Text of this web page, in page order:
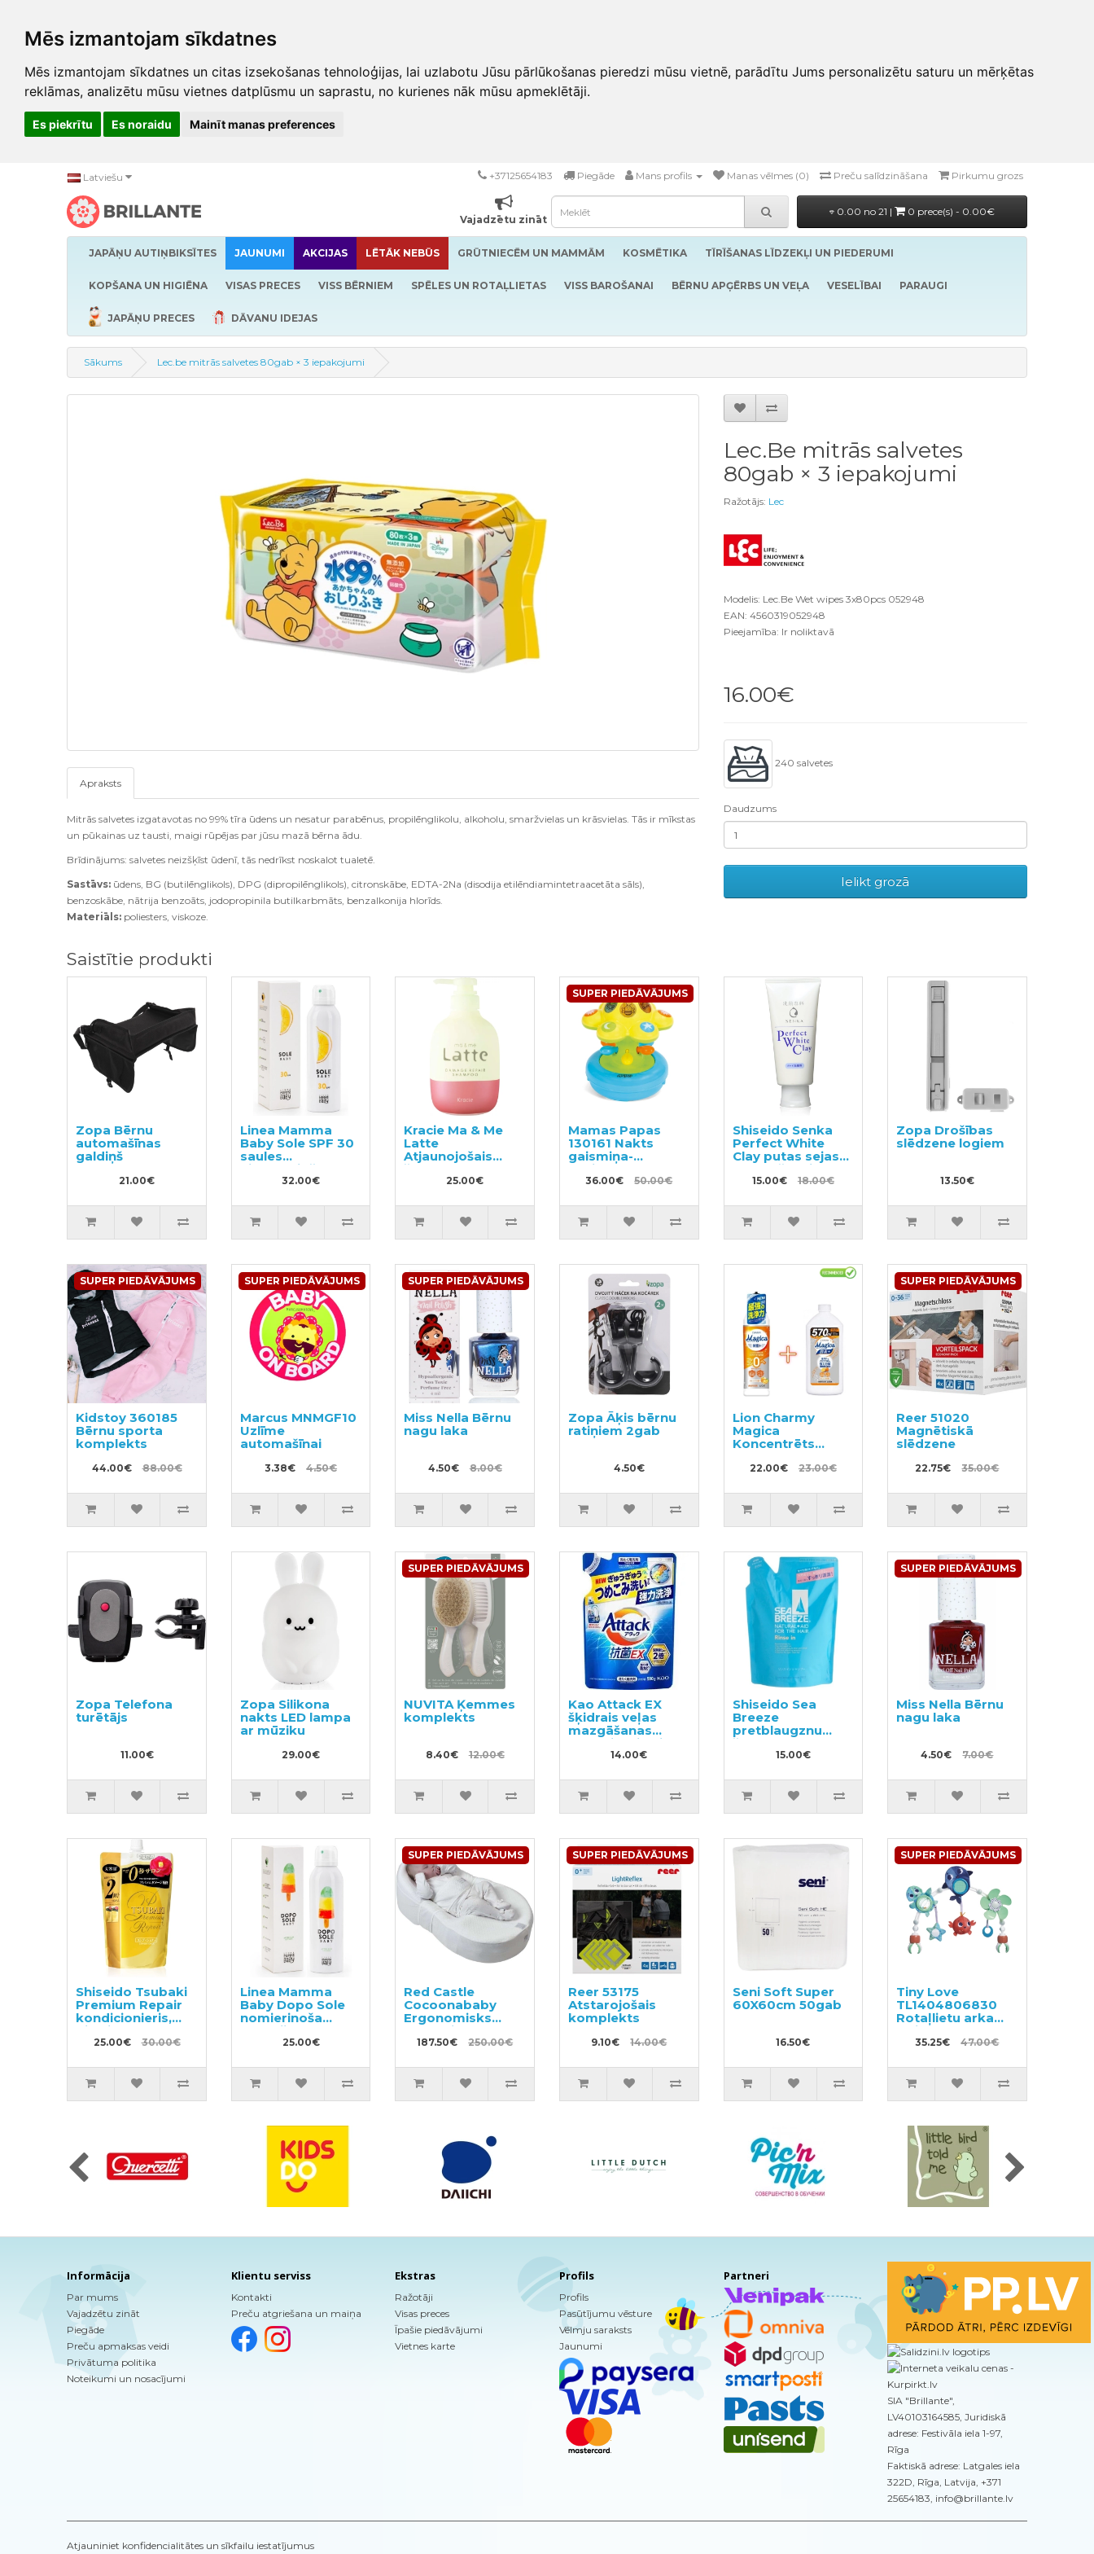
Mēs izmantojam sīkdatnes
Mēs izmantojam sīkdatnes un citas izsekošanas tehnoloģijas, lai uzlabotu Jūsu pārlūkošanas pieredzi mūsu vietnē, parādītu Jums personalizētu saturu un mērķētas
reklāmas, analizētu mūsu vietnes datplūsmu un saprastu, no kurienes nāk mūsu apmeklētāji.
Es piekrītu Es noraidu Mainīt manas preferences
Latviešu +37125654183 Piegāde Mans profils Manas vēlmes (0) Preču salīdzināšana Pirkumu grozs
Vajadzētu zināt
0.00 no 21 | 0 prece(s) - 0.00€
JAPĀŅU AUTIŅBIKSĪTES JAUNUMI AKCIJAS LĒTĀK NEBŪS GRŪTNIECĒM UN MAMMĀM KOSMĒTIKA TĪRĪŠANAS LĪDZEKĻI UN PIEDERUMI
KOPŠANA UN HIGIĒNA VISAS PRECES VISS BĒRNIEM SPĒLES UN ROTAĻLIETAS VISS BAROŠANAI BĒRNU APĢĒRBS UN VEĻA VESELĪBAI PARAUGI
JAPĀŅU PRECES DĀVANU IDEJAS
Sākums Lec.be mitrās salvetes 80gab × 3 iepakojumi
Apraksts
Mitrās salvetes izgatavotas no 99% tīra ūdens un nesatur parabēnus, propilēnglikolu, alkoholu, smaržvielas un krāsvielas. Tās ir mīkstas
un pūkainas uz tausti, maigi rūpējas par jūsu mazā bērna ādu.
Brīdinājums: salvetes neizšķīst ūdenī, tās nedrīkst noskalot tualetē.
Sastāvs: ūdens, BG (butilēnglikols), DPG (dipropilēnglikols), citronskābe, EDTA-2Na (disodija etilēndiamintetraacetāta sāls),
benzoskābe, nātrija benzoāts, jodopropinila butilkarbmāts, benzalkonija hlorīds.
Materiāls: poliesters, viskoze.
Lec.Be mitrās salvetes
80gab × 3 iepakojumi
Ražotājs: Lec
Modelis: Lec.Be Wet wipes 3x80pcs 052948
EAN: 4560319052948
Pieejamība: Ir noliktavā
16.00€
240 salvetes
Daudzums
Ielikt grozā
Saistītie produkti
Zopa Bērnu
automašīnas
galdiņš
21.00€
Linea Mamma
Baby Sole SPF 30
saules
aizsargājošā
emulsija32.00€
Kracie Ma & Me
Latte
Atjaunojošais
šampūns 490ml
25.00€
SUPER PIEDĀVĀJUMS
Mamas Papas
130161 Nakts
gaismiņa-
projektors
36.00€ 50.00€
Shiseido Senka
Perfect White
Clay putas sejas
mazgāšanai ar
balto mālu 120g
15.00€ 18.00€
Zopa Drošības
slēdzene logiem
13.50€
SUPER PIEDĀVĀJUMS
Kidstoy 360185
Bērnu sporta
komplekts
44.00€ 88.00€
SUPER PIEDĀVĀJUMS
Marcus MNMGF10
Uzlīme
automašīnai
3.38€ 4.50€
SUPER PIEDĀVĀJUMS
Miss Nella Bērnu
nagu laka
4.50€ 8.00€
Zopa Āķis bērnu
ratiņiem 2gab
4.50€
Lion Charmy
Magica
Koncentrēts
mazgāšanas
pildviela 570ml
22.00€ 23.00€
SUPER PIEDĀVĀJUMS
Reer 51020
Magnētiskā
slēdzene
22.75€ 35.00€
Zopa Telefona
turētājs
11.00€
Zopa Silikona
nakts LED lampa
ar mūziku
29.00€
SUPER PIEDĀVĀJUMS
NUVITA Ķemmes
komplekts
8.40€ 12.00€
Kao Attack EX
šķidrais veļas
mazgāšanas
līdzeklis, pildviela
14.00€
Shiseido Sea
Breeze
pretblaugznu
šampūns un
kondicionieris divi
pildviela 400ml
15.00€
SUPER PIEDĀVĀJUMS
Miss Nella Bērnu
nagu laka
4.50€ 7.00€
Shiseido Tsubaki
Premium Repair
kondicionieris,
pildviela 660ml
25.00€ 30.00€
Linea Mamma
Baby Dopo Sole
nomierinoša
emulsija ar
papildus
odiem 150ml
25.00€
SUPER PIEDĀVĀJUMS
Red Castle
Cocoonababy
Ergonomisks
matracis
187.50€ 250.00€
SUPER PIEDĀVĀJUMS
Reer 53175
Atstarojošais
komplekts
9.10€ 14.00€
Seni Soft Super
60X60cm 50gab
16.50€
SUPER PIEDĀVĀJUMS
Tiny Love
TL1404806830
Rotaļlietu arka
ratiem un
autokrēsliem
35.25€ 47.00€
Informācija
Par mums
Vajadzētu zināt
Piegāde
Preču apmaksas veidi
Privātuma politika
Noteikumi un nosacījumi
Klientu serviss
Kontakti
Preču atgriešana un maiņa
Ekstras
Ražotāji
Visas preces
Īpašie piedāvājumi
Vietnes karte
Profils
Profils
Pasūtījumu vēsture
Vēlmju saraksts
Jaunumi
Partneri
SIA "Brillante",
LV40103164585, Juridiskā
adrese: Festivāla iela 1-97,
Rīga
Faktiskā adrese: Latgales iela
322D, Rīga, Latvija, +371
25654183, info@brillante.lv
Atjauniniet konfidencialitātes un sīkfailu iestatījumus